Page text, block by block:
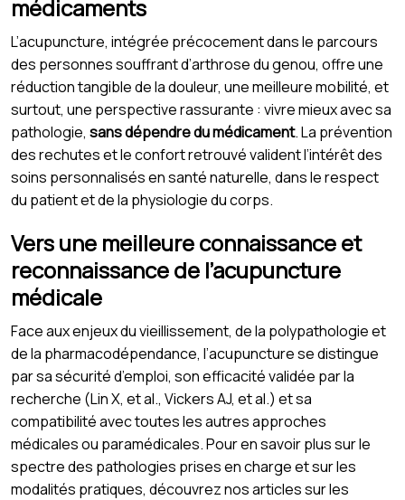
médicaments
L’acupuncture, intégrée précocement dans le parcours
des personnes souffrant d’arthrose du genou, offre une
réduction tangible de la douleur, une meilleure mobilité, et
surtout, une perspective rassurante : vivre mieux avec sa
pathologie, sans dépendre du médicament. La prévention
des rechutes et le confort retrouvé valident l’intérêt des
soins personnalisés en santé naturelle, dans le respect
du patient et de la physiologie du corps.
Vers une meilleure connaissance et
reconnaissance de l’acupuncture
médicale
Face aux enjeux du vieillissement, de la polypathologie et
de la pharmacodépendance, l’acupuncture se distingue
par sa sécurité d’emploi, son efficacité validée par la
recherche (Lin X, et al., Vickers AJ, et al.) et sa
compatibilité avec toutes les autres approches
médicales ou paramédicales. Pour en savoir plus sur le
spectre des pathologies prises en charge et sur les
modalités pratiques, découvrez nos articles sur les